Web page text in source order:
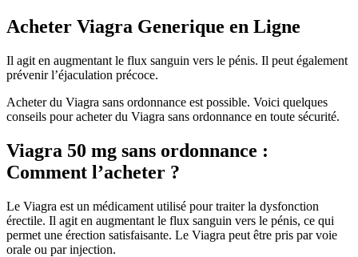
Acheter Viagra Generique en Ligne
Il agit en augmentant le flux sanguin vers le pénis. Il peut également
prévenir l’éjaculation précoce.
Acheter du Viagra sans ordonnance est possible. Voici quelques
conseils pour acheter du Viagra sans ordonnance en toute sécurité.
Viagra 50 mg sans ordonnance :
Comment l’acheter ?
Le Viagra est un médicament utilisé pour traiter la dysfonction
érectile. Il agit en augmentant le flux sanguin vers le pénis, ce qui
permet une érection satisfaisante. Le Viagra peut être pris par voie
orale ou par injection.